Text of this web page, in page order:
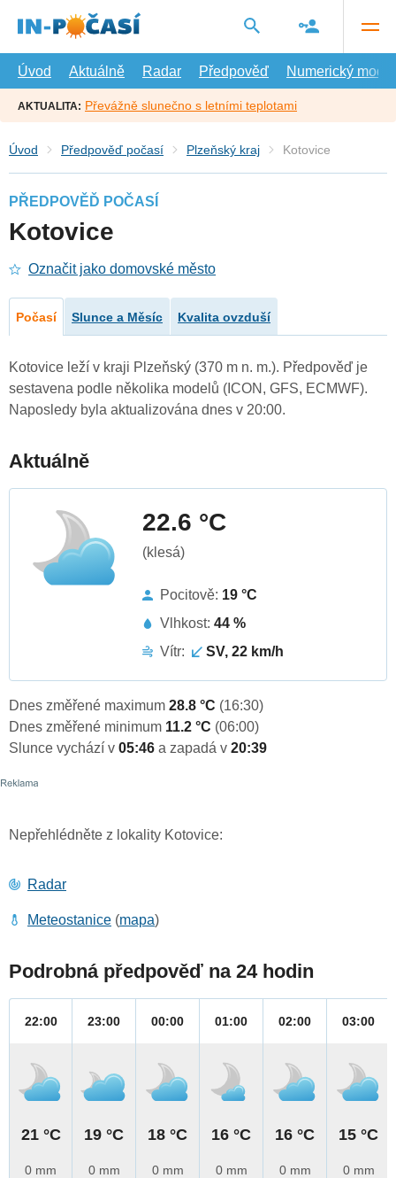
hlavní
Úvod
Aktuálně Radar Předpověď Numerický model
AKTUALITA: Převážně slunečno s letními teplotami
Úvod Předpověď počasí Plzeňský kraj Kotovice
PŘEDPOVĚĎ POČASÍ
Kotovice
Označit jako domovské město
Počasí Slunce a Měsíc Kvalita ovzduší
Kotovice leží v kraji Plzeňský (370 m n. m.). Předpověď je
sestavena podle několika modelů (ICON, GFS, ECMWF).
Naposledy byla aktualizována dnes v 20:00.
Aktuálně
22.6 °C
(klesá)
Pocitově: 19 °C
Vlhkost: 44 %
Vítr:
SV, 22 km/h
Dnes změřené maximum 28.8 °C (16:30)
Dnes změřené minimum 11.2 °C (06:00)
Slunce vychází v 05:46 a zapadá v 20:39
Nepřehlédněte z lokality Kotovice:
Radar
Meteostanice (mapa)
Podrobná předpověď na 24 hodin
22:00
21 °C
0 mm
23:00
19 °C
0 mm
00:00
18 °C
0 mm
01:00
16 °C
0 mm
02:00
16 °C
0 mm
03:00
15 °C
0 mm